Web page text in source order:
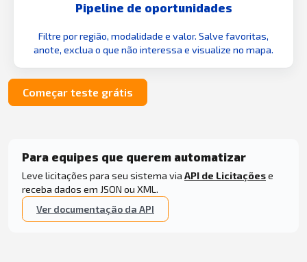
Pipeline de oportunidades
Filtre por região, modalidade e valor. Salve favoritas,
anote, exclua o que não interessa e visualize no mapa.
Começar teste grátis
Para equipes que querem automatizar
Leve licitações para seu sistema via API de Licitaçõese
receba dados em JSON ou XML.
Ver documentação da API